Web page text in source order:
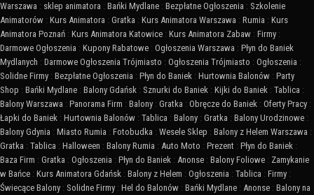
Warszawa : sklep animatora : Bańki Mydlane : Bezpłatne Ogłoszenia : Szkolenie
Animatorów : Kurs Animatora : Gratka : Kurs Animatora Warszawa : Rumia : Kurs
Animatora Poznań : Kurs Animatora Katowice : Kurs Animatora Zabaw : Firmy :
Darmowe Ogłoszenia : Kupony Rabatowe : Ogłoszenia Warszawa : Płyn do Baniek
Mydlanych : Darmowe Ogłoszenia Trójmiasto : Ogłoszenia Trójmiasto : Ogłoszenia :
Solidne Firmy : Bezpłatne Ogłoszenia : Płyn do Baniek : Hurtownia Balonów : Party
Shop : Bańki Mydlane : Balony Gdańsk : Sznurki do Baniek : Kijki do Baniek : Tablica :
Balony Warszawa : Panorama Firm : Balony : Gratka : Obręcze do Baniek : Oferty Pracy :
Łapki do Baniek : Hurtownia Balonów : Tablica : Balony : Gratka : Balony Urodzinowe :
Balony Gdynia : Miasto Rumia : Fotobudka : Wesele Sklep : Balony z Helem Warszawa :
Gratka : Tablica : Halloween : Balony Rumia : Auto Moto : Prezent : Płyn do Baniek :
Baza Firm : Gratka : Ogłoszenia : Płyn do Baniek : Anonse : Balony Foliowe : Zamykanie
w Bańce : Kurs Animatora Gdańsk : Balony z Helem : Ogłoszenia : Tablica : Firmy :
Świecące Balony : Solidne Firmy : Hel do Balonów : Bańki Mydlane : Anonse : Balony na